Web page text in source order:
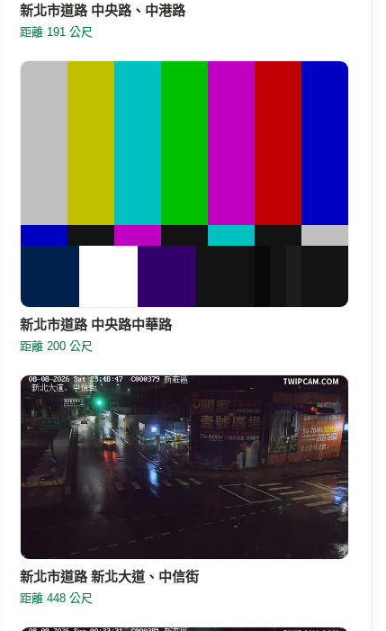
新北市道路 中央路、中港路
距離 191 公尺
新北市道路 中央路中華路
距離 200 公尺
新北市道路 新北大道、中信街
距離 448 公尺